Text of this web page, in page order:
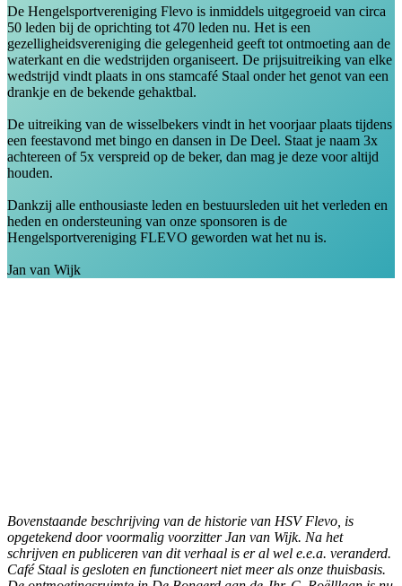
De Hengelsportvereniging Flevo is inmiddels uitgegroeid van circa
50 leden bij de oprichting tot 470 leden nu. Het is een
gezelligheidsvereniging die gelegenheid geeft tot ontmoeting aan de
waterkant en die wedstrijden organiseert. De prijsuitreiking van elke
wedstrijd vindt plaats in ons stamcafé Staal onder het genot van een
drankje en de bekende gehaktbal.
De uitreiking van de wisselbekers vindt in het voorjaar plaats tijdens
een feestavond met bingo en dansen in De Deel. Staat je naam 3x
achtereen of 5x verspreid op de beker, dan mag je deze voor altijd
houden.
Dankzij alle enthousiaste leden en bestuursleden uit het verleden en
heden en ondersteuning van onze sponsoren is de
Hengelsportvereniging FLEVO geworden wat het nu is.
Jan van Wijk
Bovenstaande beschrijving van de historie van HSV Flevo, is
opgetekend door voormalig voorzitter Jan van Wijk. Na het
schrijven en publiceren van dit verhaal is er al wel e.e.a. veranderd.
Café Staal is gesloten en functioneert niet meer als onze thuisbasis.